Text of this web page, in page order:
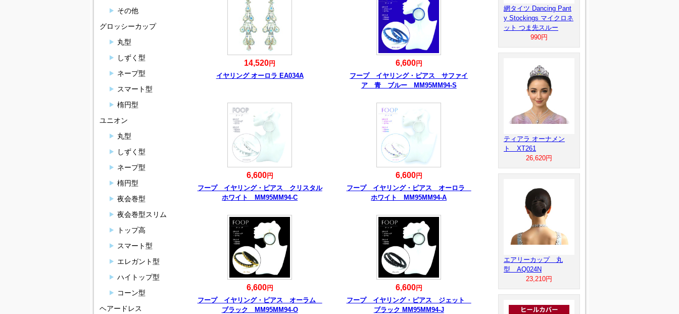
14,520円
イヤリング オーロラ EA034A
6,600円
フープ イヤリング・ピアス サファイ
ア 青 ブルー MM95MM94-S
6,600円
フープ イヤリング・ピアス クリスタル
ホワイト MM95MM94-C
6,600円
フープ イヤリング・ピアス オーロラ
ホワイト MM95MM94-A
6,600円
フープ イヤリング・ピアス オーラム
ブラック MM95MM94-O
6,600円
フープ イヤリング・ピアス ジェット
ブラック MM95MM94-J
その他
グロッシーカップ
丸型
しずく型
ネープ型
スマート型
楕円型
ユニオン
丸型
しずく型
ネープ型
楕円型
夜会巻型
夜会巻型スリム
トップ高
スマート型
エレガント型
ハイトップ型
コーン型
ヘアードレス
網タイツ Dancing Pant
y Stockings マイクロネ
ット つま先スルー
990円
ティアラ オーナメン
ト XT261
26,620円
エアリーカップ 丸
型 AQ024N
23,210円